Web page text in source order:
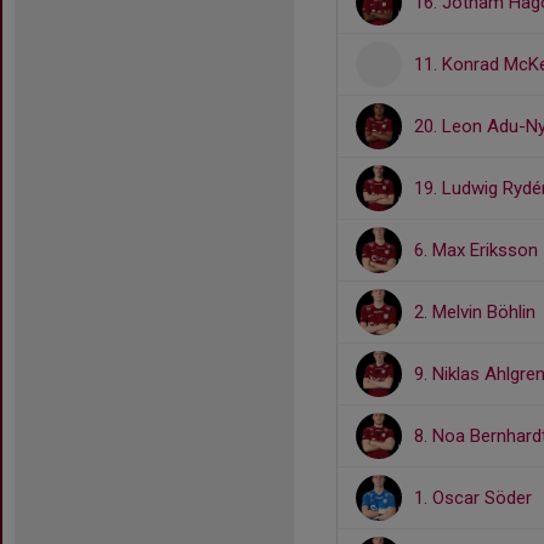
11. Konrad
20. Leon Adu-
19. Ludwig
6. Max Eriksson
2. Melvin Böhlin
9. Niklas Ahlgren
8. Noa
1. Oscar Söder